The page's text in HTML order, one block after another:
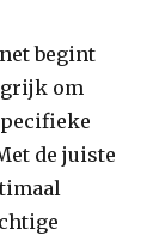
begint
om
de juiste